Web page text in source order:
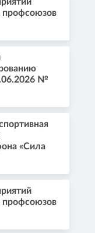
профсоюзов
№
«Сила
профсоюзов